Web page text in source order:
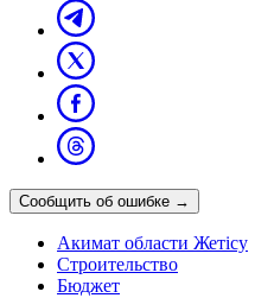
Сообщить об ошибке →
Акимат области Жетісу
Строительство
Бюджет